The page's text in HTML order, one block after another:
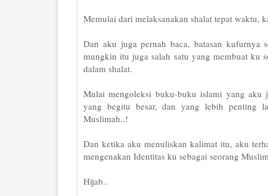
Memulai dari melaksanakan shalat tepat waktu,
Dan aku juga pernah baca, batasan kufurnya
mungkin itu juga salah satu yang membuat ku
dalam shalat.
Mulai mengoleksi buku-buku islami yang aku
yang begitu besar, dan yang lebih penting
Muslimah..!
Dan ketika aku menuliskan kalimat itu, aku
mengenakan Identitas ku sebagai seorang
Hijab..